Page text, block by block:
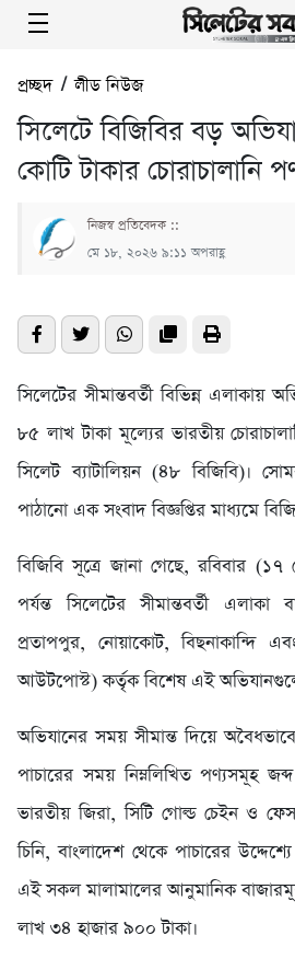
প্রচ্ছদ/লীড নিউজ
সিলেটে বিজিবির বড়
কোটি টাকার চোরাচালানি
নিজস্ব প্রতিবেদক ::
মে ১৮, ২০২৬ ৯:১১ অপরাহ্ণ
সিলেটের সীমান্তবর্তী বিভিন্ন এলাকায়
৮৫ লাখ টাকা মূল্যের ভারতীয়
সিলেট ব্যাটালিয়ন (৪৮ বিজিবি)।
পাঠানো এক সংবাদ বিজ্ঞপ্তির মাধ্যমে
বিজিবি সূত্রে জানা গেছে, রবিবার
পর্যন্ত সিলেটের সীমান্তবর্তী এলাকা
প্রতাপপুর, নোয়াকোট, বিছনাকান্দি
আউটপোস্ট) কর্তৃক বিশেষ এই
অভিযানের সময় সীমান্ত দিয়ে
পাচারের সময় নিম্নলিখিত পণ্যসমূহ
ভারতীয় জিরা, সিটি গোল্ড চেইন ও
চিনি, বাংলাদেশ থেকে পাচারের
এই সকল মালামালের আনুমানিক
লাখ ৩৪ হাজার ৯০০ টাকা।